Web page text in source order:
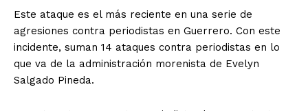
Este ataque es el más reciente en una serie de
agresiones contra periodistas en Guerrero. Con este
incidente, suman 14 ataques contra periodistas en lo
que va de la administración morenista de Evelyn
Salgado Pineda.